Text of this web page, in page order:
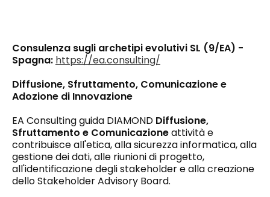
Consulenza sugli archetipi evolutivi SL (9/EA) -
Spagna: https://ea.consulting/
Diffusione, Sfruttamento, Comunicazione e
Adozione di Innovazione
EA Consulting guida DIAMOND Diffusione,
Sfruttamento e Comunicazioneattività e
contribuisce all'etica, alla sicurezza informatica, alla
gestione dei dati, alle riunioni di progetto,
all'identificazione degli stakeholder e alla creazione
dello Stakeholder Advisory Board.